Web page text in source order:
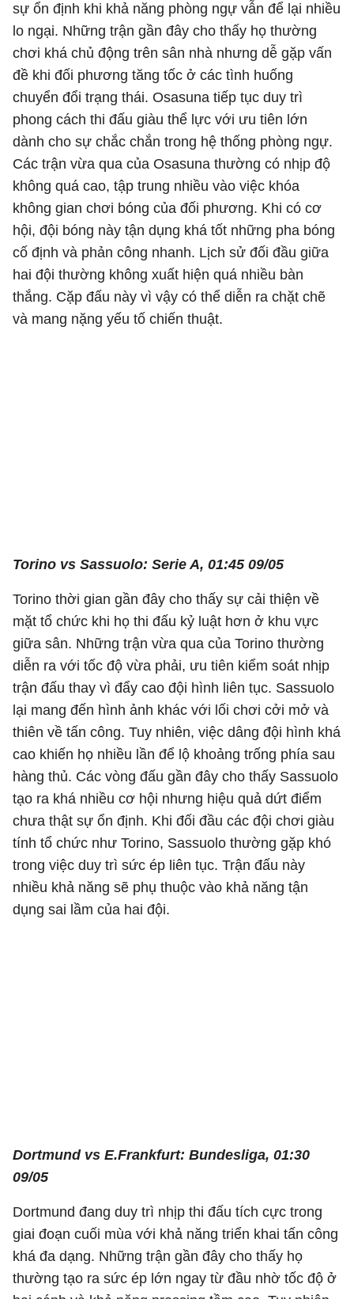
sự ổn định khi khả năng phòng ngự vẫn để lại nhiều
lo ngại. Những trận gần đây cho thấy họ thường
chơi khá chủ động trên sân nhà nhưng dễ gặp vấn
đề khi đối phương tăng tốc ở các tình huống
chuyển đổi trạng thái. Osasuna tiếp tục duy trì
phong cách thi đấu giàu thể lực với ưu tiên lớn
dành cho sự chắc chắn trong hệ thống phòng ngự.
Các trận vừa qua của Osasuna thường có nhịp độ
không quá cao, tập trung nhiều vào việc khóa
không gian chơi bóng của đối phương. Khi có cơ
hội, đội bóng này tận dụng khá tốt những pha bóng
cố định và phản công nhanh. Lịch sử đối đầu giữa
hai đội thường không xuất hiện quá nhiều bàn
thắng. Cặp đấu này vì vậy có thể diễn ra chặt chẽ
và mang nặng yếu tố chiến thuật.
Torino vs Sassuolo: Serie A, 01:45 09/05
Torino thời gian gần đây cho thấy sự cải thiện về
mặt tổ chức khi họ thi đấu kỷ luật hơn ở khu vực
giữa sân. Những trận vừa qua của Torino thường
diễn ra với tốc độ vừa phải, ưu tiên kiểm soát nhịp
trận đấu thay vì đẩy cao đội hình liên tục. Sassuolo
lại mang đến hình ảnh khác với lối chơi cởi mở và
thiên về tấn công. Tuy nhiên, việc dâng đội hình khá
cao khiến họ nhiều lần để lộ khoảng trống phía sau
hàng thủ. Các vòng đấu gần đây cho thấy Sassuolo
tạo ra khá nhiều cơ hội nhưng hiệu quả dứt điểm
chưa thật sự ổn định. Khi đối đầu các đội chơi giàu
tính tổ chức như Torino, Sassuolo thường gặp khó
trong việc duy trì sức ép liên tục. Trận đấu này
nhiều khả năng sẽ phụ thuộc vào khả năng tận
dụng sai lầm của hai đội.
Dortmund vs E.Frankfurt: Bundesliga, 01:30
09/05
Dortmund đang duy trì nhịp thi đấu tích cực trong
giai đoạn cuối mùa với khả năng triển khai tấn công
khá đa dạng. Những trận gần đây cho thấy họ
thường tạo ra sức ép lớn ngay từ đầu nhờ tốc độ ở